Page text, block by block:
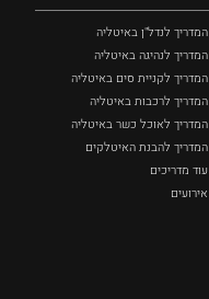
המדריך לנדל"ן באיטליה
המדריך לנהיגה באיטליה
המדריך לקניית סים באיטליה
המדריך לרכבות באיטליה
המדריך לאוכל כשר באיטליה
המדריך להבנת האיטלקים
עוד מדריכים
אירועים